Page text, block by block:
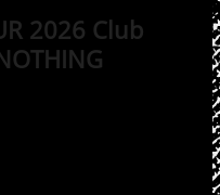
2026 Club